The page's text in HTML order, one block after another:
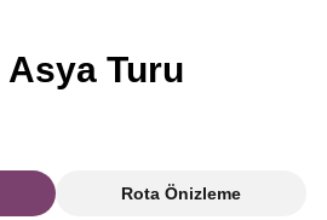
Turu
Rota Önizleme